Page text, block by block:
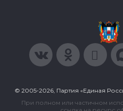
© 2005-2026, Партия «Единая
При полном или частичном